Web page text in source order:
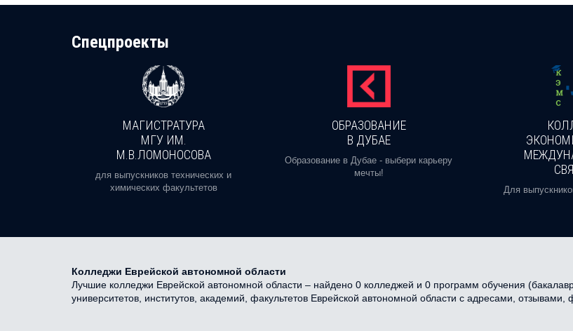
Cпецпроекты
МАГИСТРАТУРА
МГУ ИМ.
М.В.ЛОМОНОСОВА
для выпускников технических и
химических факультетов
ОБРАЗОВАНИЕ
В ДУБАЕ
Образование в Дубае - выбери карьеру
мечты!
Для
Колледжи Еврейской автономной области
Лучшие колледжи Еврейской автономной области – найдено 0 колледжей и 0 программ обучения
университетов, институтов, академий, факультетов Еврейской автономной области с адресами,